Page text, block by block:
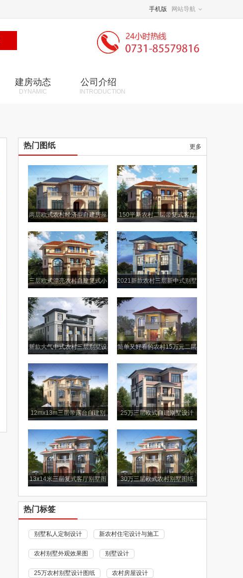
手机版 网站导航
建房动态
DYNAMIC
公司介绍
INTRODUCTION
热门图纸 更多
两层欧式农村经济型自建房屋
150平新农村二层带复式客厅
三层欧式漂亮农村自建复式小
2021新款农村三层新中式别墅
新款大气中式农村三层别墅设
简单又好看的农村15万元二层
12mx13m三层带露台自建别
25万三层欧式自建别墅设计
13x14米三层复式客厅别墅图
30万三层欧式农村别墅图纸
热门标签
别墅私人定制设计 新农村住宅设计与施工
农村别墅外观效果图 别墅设计
25万农村别墅设计图纸 农村房屋设计